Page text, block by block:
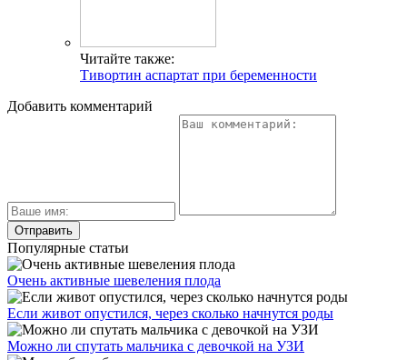
Читайте также:
Тивортин аспартат при беременности
Добавить комментарий
Популярные статьи
Очень активные шевеления плода
Если живот опустился, через сколько начнутся роды
Можно ли спутать мальчика с девочкой на УЗИ